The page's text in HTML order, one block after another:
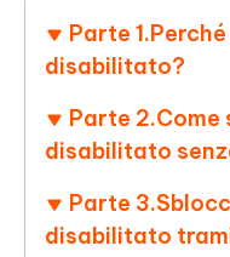
Parte
disabilitato?
Parte 2.Come
disabilitato
Parte
disabilitato